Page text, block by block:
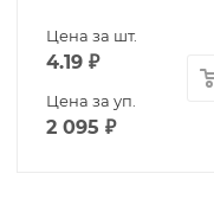
Цена за шт.
4.19 ₽
Цена за уп.
2 095 ₽